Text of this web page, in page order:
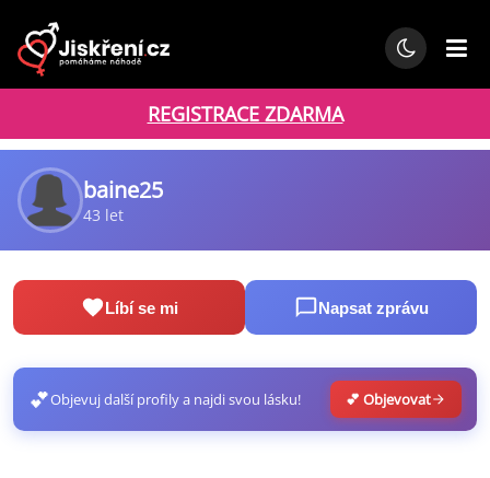
REGISTRACE ZDARMA
baine25
43 let
Líbí se mi Napsat zprávu
💕Objevuj další profily a najdi svou lásku! 💕 Objevovat